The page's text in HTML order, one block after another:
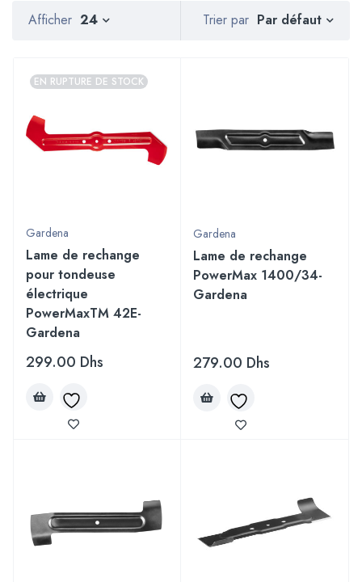
Trier par Par défaut
Afficher 24
EN RUPTURE DE STOCK
Gardena
Lame de rechange
pour tondeuse
électrique
PowerMaxTM 42E-
Gardena
299.00 Dhs
Gardena
Lame de rechange
PowerMax 1400/34-
Gardena
279.00 Dhs